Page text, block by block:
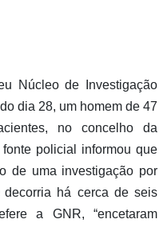
Núcleo de Investigação
dia 28, um homem de 47
no concelho da
policial informou que
de uma investigação por
decorria há cerca de seis
a GNR, “encetaram